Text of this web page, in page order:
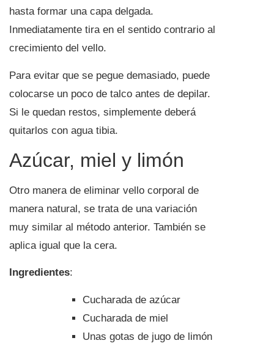
hasta formar una capa delgada.
Inmediatamente tira en el sentido contrario al
crecimiento del vello.
Para evitar que se pegue demasiado, puede
colocarse un poco de talco antes de depilar.
Si le quedan restos, simplemente deberá
quitarlos con agua tibia.
Azúcar, miel y limón
Otro manera de eliminar vello corporal de
manera natural, se trata de una variación
muy similar al método anterior. También se
aplica igual que la cera.
Ingredientes:
Cucharada de azúcar
Cucharada de miel
Unas gotas de jugo de limón